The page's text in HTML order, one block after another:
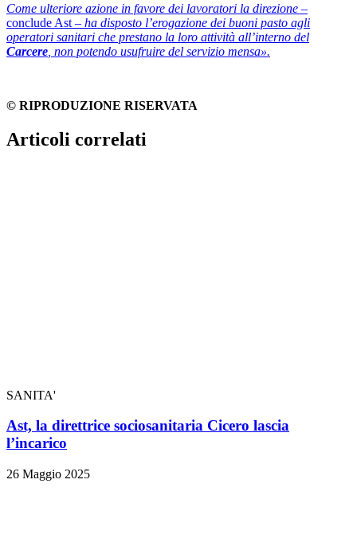
Come ulteriore azione in favore dei lavoratori la direzione –
conclude Ast – ha disposto l’erogazione dei buoni pasto agli
operatori sanitari che prestano la loro attività all’interno del
Carcere , non potendo usufruire del servizio mensa».
© RIPRODUZIONE RISERVATA
Articoli correlati
SANITA'
Ast, la direttrice sociosanitaria Cicero lascia
l’incarico
26 Maggio 2025